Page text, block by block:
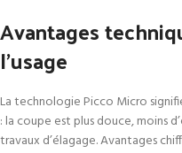
Avantages
l’usage
La technologie Picco Micro
: la coupe est plus douce, moins
travaux d’élagage. Avantages